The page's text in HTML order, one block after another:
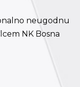
neugodnu
NK Bosna